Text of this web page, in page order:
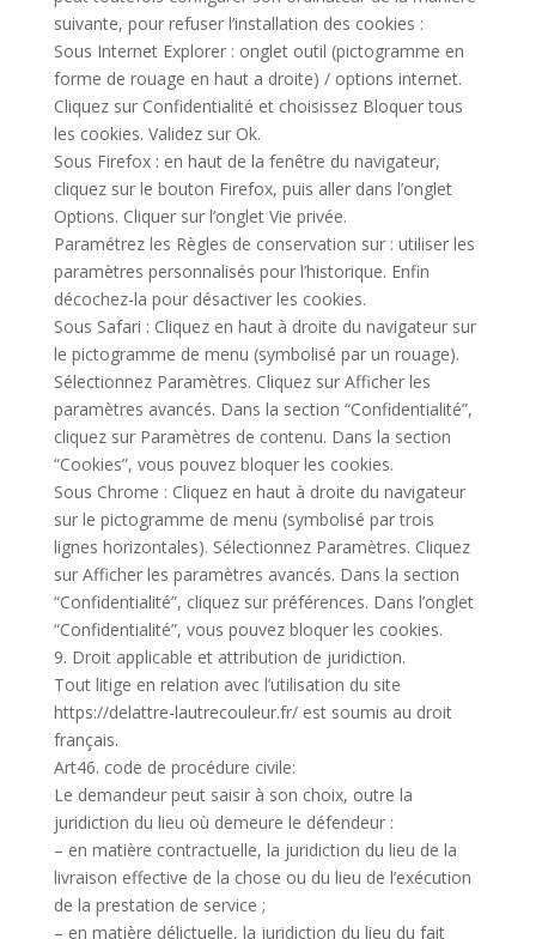
suivante, pour refuser l’installation des cookies :
Sous Internet Explorer : onglet outil (pictogramme en
forme de rouage en haut a droite) / options internet.
Cliquez sur Confidentialité et choisissez Bloquer tous
les cookies. Validez sur Ok.
Sous Firefox : en haut de la fenêtre du navigateur,
cliquez sur le bouton Firefox, puis aller dans l’onglet
Options. Cliquer sur l’onglet Vie privée.
Paramétrez les Règles de conservation sur : utiliser les
paramètres personnalisés pour l’historique. Enfin
décochez-la pour désactiver les cookies.
Sous Safari : Cliquez en haut à droite du navigateur sur
le pictogramme de menu (symbolisé par un rouage).
Sélectionnez Paramètres. Cliquez sur Afficher les
paramètres avancés. Dans la section “Confidentialité”,
cliquez sur Paramètres de contenu. Dans la section
“Cookies”, vous pouvez bloquer les cookies.
Sous Chrome : Cliquez en haut à droite du navigateur
sur le pictogramme de menu (symbolisé par trois
lignes horizontales). Sélectionnez Paramètres. Cliquez
sur Afficher les paramètres avancés. Dans la section
“Confidentialité”, cliquez sur préférences. Dans l’onglet
“Confidentialité”, vous pouvez bloquer les cookies.
9. Droit applicable et attribution de juridiction.
Tout litige en relation avec l’utilisation du site
https://delattre-lautrecouleur.fr/ est soumis au droit
français.
Art46. code de procédure civile:
Le demandeur peut saisir à son choix, outre la
juridiction du lieu où demeure le défendeur :
– en matière contractuelle, la juridiction du lieu de la
livraison effective de la chose ou du lieu de l’exécution
de la prestation de service ;
– en matière délictuelle, la juridiction du lieu du fait